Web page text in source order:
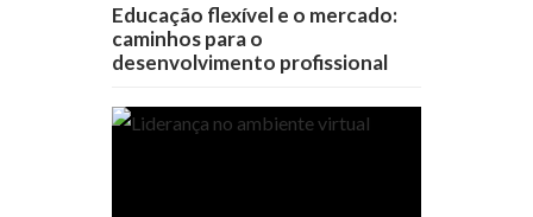
Educação flexível e o mercado:
caminhos para o
desenvolvimento profissional